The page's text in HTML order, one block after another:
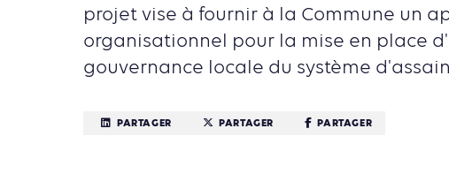
projet vise à fournir à la Commune un
organisationnel pour la mise en place
gouvernance locale du système
PARTAGER PARTAGER PARTAGER